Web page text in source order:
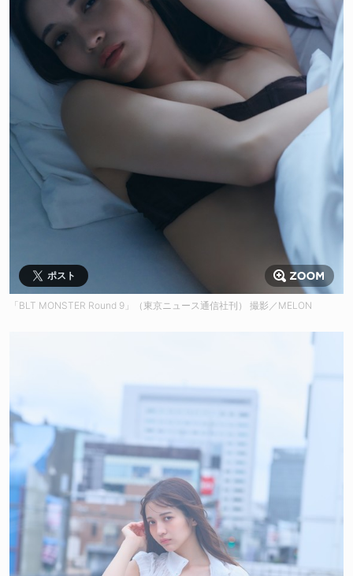
ポスト
「BLT MONSTER Round 9」（東京ニュース通信社刊） 撮影／MELON